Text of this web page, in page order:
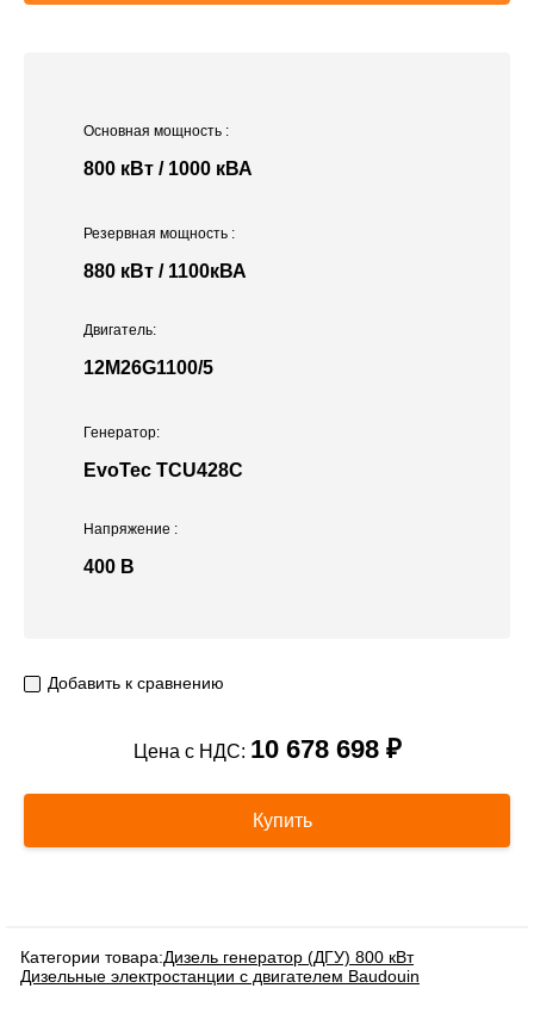
Основная мощность :
800 кВт / 1000 кВА
Двигатель:
12M26G1100/5
Напряжение :
400 В
Резервная мощность :
880 кВт / 1100кВА
Генератор:
EvoTec TCU428C
Добавить к сравнению
Цена с НДС: 10 678 698 ₽
Купить
Категории товара:Дизель генератор (ДГУ) 800 кВт
Дизельные электростанции с двигателем Baudouin